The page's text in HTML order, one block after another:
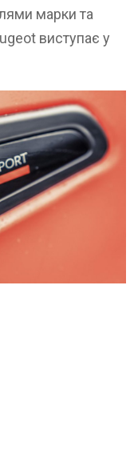
марки та
виступає у